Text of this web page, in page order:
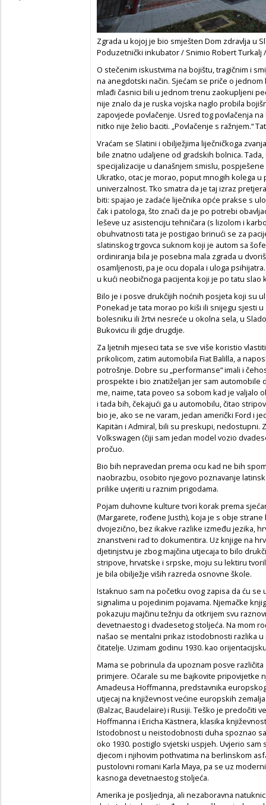
Zgrada u kojoj je bio smješten Dom zdravlja u
Poduzetnički inkubator / Snimio Robert Turkalj
O stečenim iskustvima na bojištu, tragičnim i
na anegdotski način. Sjećam se priče o
mlađi časnici bili u jednom trenu zaokupljeni
nije znalo da je ruska vojska naglo probila
zapovjede povlačenje. Usred tog povlačenja
nitko nije želio baciti. „Povlačenje s ražnjem.“
Vraćam se Slatini i obilježjima liječničkoga
bile znatno udaljene od gradskih bolnica.
specijalizacije u današnjem smislu,
Ukratko, otac je morao, poput mnogih kolega
univerzalnost. Tko smatra da je taj izraz
biti: spajao je zadaće liječnika opće prakse s
čak i patologa, što znači da je po potrebi
leševe uz asistenciju tehničara (s lizolom i
obuhvatnosti tata je postigao brinući se za
slatinskog trgovca suknom koji je autom sa
ordiniranja bila je posebna mala zgrada u
osamljenosti, pa je ocu dopala i uloga
u kući neobičnoga pacijenta koji je po tatu slao
Bilo je i posve drukčijih noćnih posjeta koji su
Ponekad je tata morao po kiši ili snijegu sjesti
bolesniku ili žrtvi nesreće u okolna sela, u
Bukovicu ili gdje drugdje.
Za ljetnih mjeseci tata se sve više koristio
prikolicom, zatim automobila Fiat Balilla, a
potrošnje. Dobre su „performanse“ imali i
prospekte i bio znatiželjan jer sam automobile
me, naime, tata poveo sa sobom kad je valjalo
i tada bih, čekajući ga u automobilu, čitao
bio je, ako se ne varam, jedan američki Ford i
Kapitän i Admiral, bili su preskupi, nedostupni.
Volkswagen (čiji sam jedan model vozio
pročuo.
Bio bih nepravedan prema ocu kad ne bih
naobrazbu, osobito njegovo poznavanje
prilike uvjeriti u raznim prigodama.
Pojam duhovne kulture tvori korak prema
(Margarete, rođene Justh), koja je s obje
dvojezično, bez ikakve razlike između jezika,
znanstveni rad to dokumentira. Uz knjige na
djetinjstvu je zbog majčina utjecaja to bilo
stripove, hrvatske i srpske, moju su lektiru
je bila obilježje viših razreda osnovne škole.
Istaknuo sam na početku ovog zapisa da ću
signalima u pojedinim pojavama. Njemačke
pokazuju majčinu težnju da otkrijem svu
devetnaestog i dvadesetog stoljeća. Na mom
našao se mentalni prikaz istodobnosti razlika
čitatelje. Uzimam godinu 1930. kao
Mama se pobrinula da upoznam posve
primjere. Očarale su me bajkovite pripovijetke
Amadeusa Hoffmanna, predstavnika
utjecaj na književnost većine europskih
(Balzac, Baudelaire) i Rusiji. Teško je predočiti
Hoffmanna i Ericha Kästnera, klasika
Istodobnost u neistodobnosti duha spoznao
oko 1930. postiglo svjetski uspjeh. Uvjerio sam
djecom i njihovim pothvatima na berlinskom
pustolovni romani Karla Maya, pa se uz
kasnoga devetnaestog stoljeća.
Amerika je posljednja, ali nezaboravna